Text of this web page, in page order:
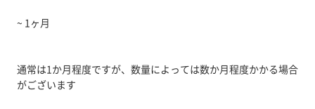
~ 1ヶ月
通常は1か月程度ですが、数量によっては数か月程度かかる場合
がございます